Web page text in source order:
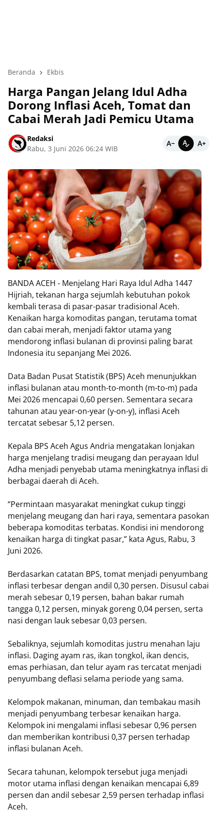
Beranda Ekbis
Harga Pangan Jelang Idul Adha
Dorong Inflasi Aceh, Tomat dan
Cabai Merah Jadi Pemicu Utama
Redaksi
Rabu, 3 Juni 2026 06:24 WIB
BANDA ACEH - Menjelang Hari Raya Idul Adha 1447
Hijriah, tekanan harga sejumlah kebutuhan pokok
kembali terasa di pasar-pasar tradisional Aceh.
Kenaikan harga komoditas pangan, terutama tomat
dan cabai merah, menjadi faktor utama yang
mendorong inflasi bulanan di provinsi paling barat
Indonesia itu sepanjang Mei 2026.
Data Badan Pusat Statistik (BPS) Aceh menunjukkan
inflasi bulanan atau month-to-month (m-to-m) pada
Mei 2026 mencapai 0,60 persen. Sementara secara
tahunan atau year-on-year (y-on-y), inflasi Aceh
tercatat sebesar 5,12 persen.
Kepala BPS Aceh Agus Andria mengatakan lonjakan
harga menjelang tradisi meugang dan perayaan Idul
Adha menjadi penyebab utama meningkatnya inflasi di
berbagai daerah di Aceh.
“Permintaan masyarakat meningkat cukup tinggi
menjelang meugang dan hari raya, sementara pasokan
beberapa komoditas terbatas. Kondisi ini mendorong
kenaikan harga di tingkat pasar,” kata Agus, Rabu, 3
Juni 2026.
Berdasarkan catatan BPS, tomat menjadi penyumbang
inflasi terbesar dengan andil 0,30 persen. Disusul cabai
merah sebesar 0,19 persen, bahan bakar rumah
tangga 0,12 persen, minyak goreng 0,04 persen, serta
nasi dengan lauk sebesar 0,03 persen.
Sebaliknya, sejumlah komoditas justru menahan laju
inflasi. Daging ayam ras, ikan tongkol, ikan dencis,
emas perhiasan, dan telur ayam ras tercatat menjadi
penyumbang deflasi selama periode yang sama.
Kelompok makanan, minuman, dan tembakau masih
menjadi penyumbang terbesar kenaikan harga.
Kelompok ini mengalami inflasi sebesar 0,96 persen
dan memberikan kontribusi 0,37 persen terhadap
inflasi bulanan Aceh.
Secara tahunan, kelompok tersebut juga menjadi
motor utama inflasi dengan kenaikan mencapai 6,89
persen dan andil sebesar 2,59 persen terhadap inflasi
Aceh.